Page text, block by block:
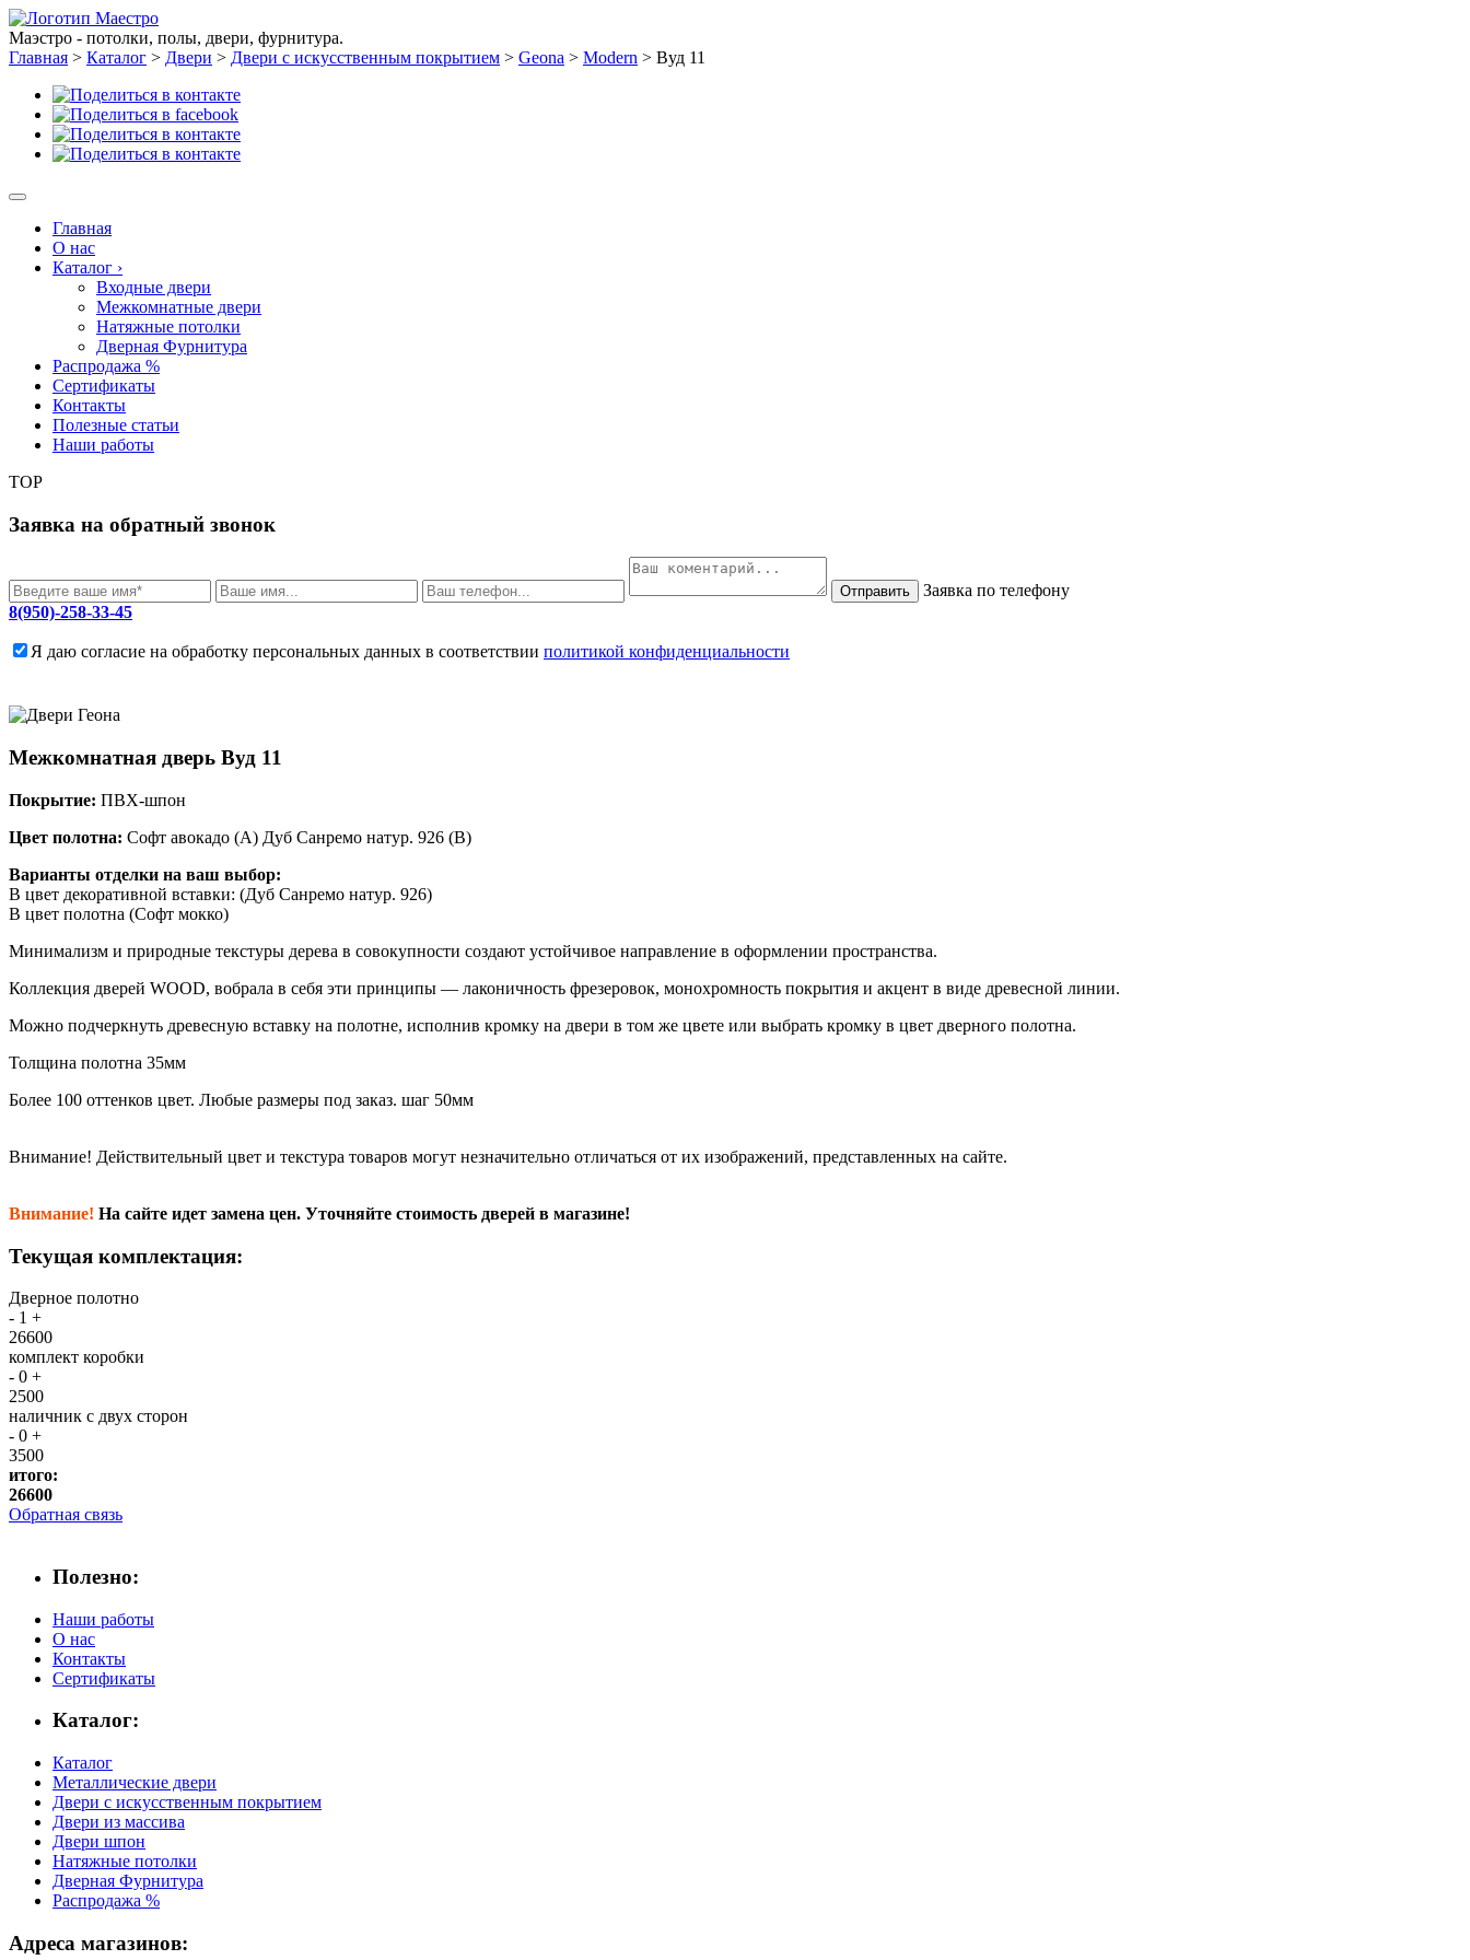
Маэстро - потолки, полы, двери, фурнитура.
Главная > Каталог > Двери > Двери с искусственным покрытием > Geona > Modern > Вуд 11
Главная
О нас
Каталог ›
Входные двери
Межкомнатные двери
Натяжные потолки
Дверная Фурнитура
Распродажа %
Сертификаты
Контакты
Полезные статьи
Наши работы
TOP
Заявка на обратный звонок
Отправить
Заявка по телефону
8(950)-258-33-45
Я даю согласие на обработку персональных данных в соответствии политикой конфиденциальности
Межкомнатная дверь Вуд 11
Покрытие: ПВХ-шпон
Цвет полотна: Софт авокадо (А) Дуб Санремо натур. 926 (B)
Варианты отделки на ваш выбор:
В цвет декоративной вставки: (Дуб Санремо натур. 926)
В цвет полотна (Софт мокко)
Минимализм и природные текстуры дерева в совокупности создают устойчивое направление в оформлении пространства.
Коллекция дверей WOOD, вобрала в себя эти принципы — лаконичность фрезеровок, монохромность покрытия и акцент в виде древесной линии.
Можно подчеркнуть древесную вставку на полотне, исполнив кромку на двери в том же цвете или выбрать кромку в цвет дверного полотна.
Толщина полотна 35мм
Более 100 оттенков цвет. Любые размеры под заказ. шаг 50мм
Внимание! Действительный цвет и текстура товаров могут незначительно отличаться от их изображений, представленных на сайте.
Внимание! На сайте идет замена цен. Уточняйте стоимость дверей в магазине!
Текущая комплектация:
Дверное полотно
- 1 +
26600
комплект коробки
- 0 +
2500
наличник с двух сторон
- 0 +
3500
итого:
26600
Обратная связь
Полезно:
Наши работы
О нас
Контакты
Сертификаты
Каталог:
Каталог
Металлические двери
Двери с искусственным покрытием
Двери из массива
Двери шпон
Натяжные потолки
Дверная Фурнитура
Распродажа %
Адреса магазинов: